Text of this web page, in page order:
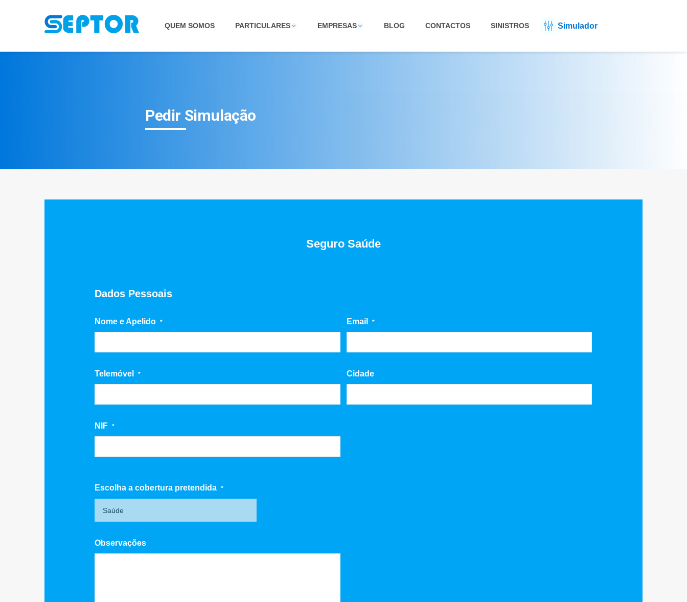
QUEM SOMOS PARTICULARES EMPRESAS BLOG CONTACTOS SINISTROS Simulador
Pedir Simulação
Seguro Saúde
Dados Pessoais
Nome e Apelido * Email *
Telemóvel * Cidade
NIF *
Escolha a cobertura pretendida *
Observações